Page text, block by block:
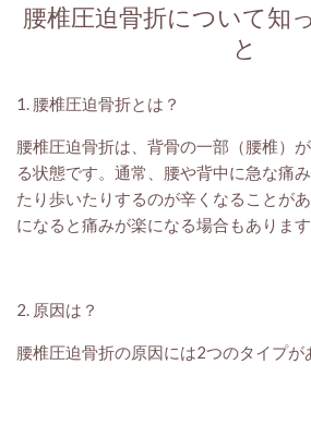
腰椎圧迫骨折について知
と
1. 腰椎圧迫骨折とは？
腰椎圧迫骨折は、背骨の一部（腰椎）
る状態です。通常、腰や背中に急な痛
たり歩いたりするのが辛くなることが
になると痛みが楽になる場合もあります
2. 原因は？
腰椎圧迫骨折の原因には2つのタイプが